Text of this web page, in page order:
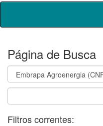
Skip
Página de Busca
Filtros correntes: